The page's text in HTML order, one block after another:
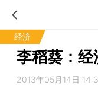
经济
李稻葵：
2013年05月14日